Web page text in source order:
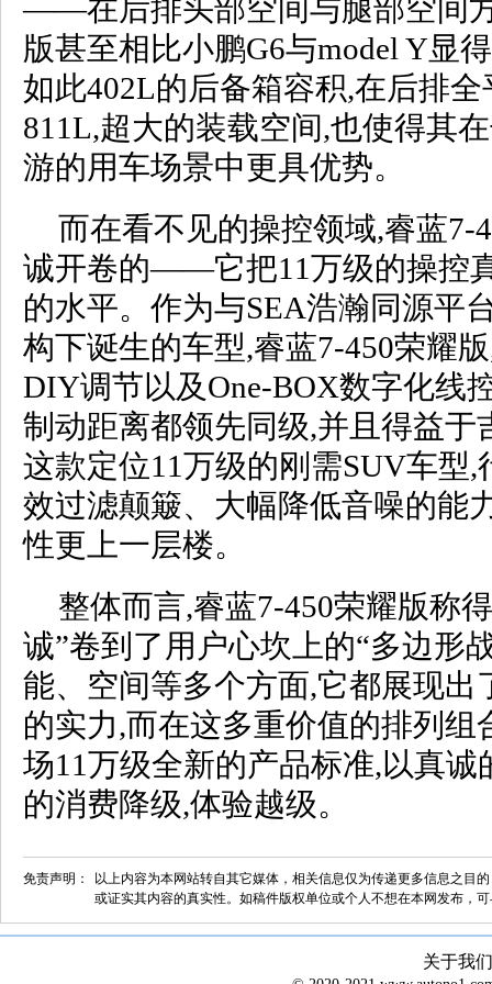
——在后排头部空间与腿部空间
版甚至相比小鹏G6与model Y显
如此402L的后备箱容积,在后排
811L,超大的装载空间,也使得其
游的用车场景中更具优势。
而在看不见的操控领域,睿蓝7-
诚开卷的——它把11万级的操控
的水平。作为与SEA浩瀚同源
构下诞生的车型,睿蓝7-450荣耀
DIY调节以及One-BOX数字化线
制动距离都领先同级,并且得益于
这款定位11万级的刚需SUV车型
效过滤颠簸、大幅降低音噪的能
性更上一层楼。
整体而言,睿蓝7-450荣耀版称
诚”卷到了用户心坎上的“多边形
能、空间等多个方面,它都展现出
的实力,而在这多重价值的排列组
场11万级全新的产品标准,以真
的消费降级,体验越级。
免责声明：
以上内容为本网站转自其它媒体，相关信息仅为传递更多信息之目
或证实其内容的真实性。如稿件版权单位或个人不想在本网发布，
关于我们